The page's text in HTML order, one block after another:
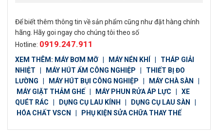
Để biết thêm thông tin về sản phẩm cũng như đặt hàng chính
hãng. Hãy goi ngay cho chúng tôi theo số
Hotline: 0919.247.911
XEM THÊM: MÁY BƠM MỠ MÁY NÉN KHÍ
THÁP GIẢI
NHIỆT
MÁY HÚT ẨM CÔNG NGHIỆP
THIẾT BỊ ĐO
LƯỜNG
MÁY HÚT BỤI CÔNG NGHIỆP MÁY CHÀ SÀN
MÁY GIẶT THẢM GHẾ
MÁY PHUN RỬA ÁP LỰC
XE
QUÉT RÁC
DỤNG CỤ LAU KÍNH DỤNG CỤ LAU SÀN
HÓA CHẤT VSCN
PHỤ KIỆN SỬA CHỮA THAY THẾ